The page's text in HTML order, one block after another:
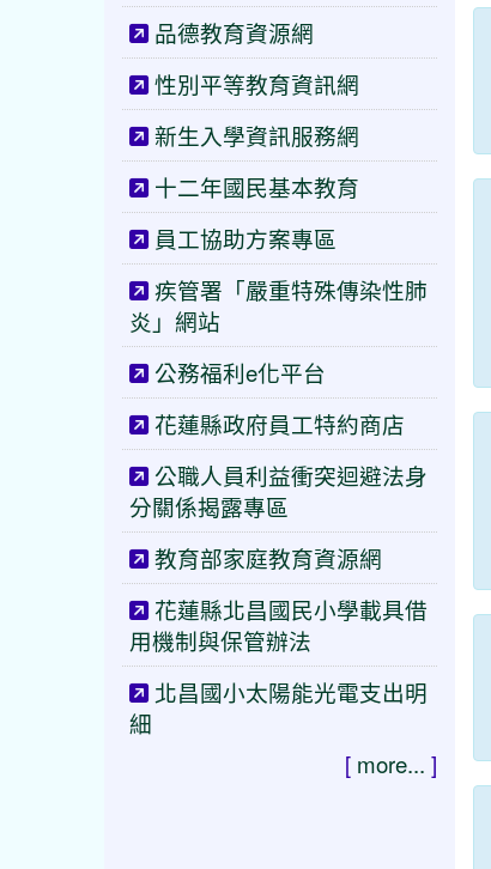
品德教育資源網
性別平等教育資訊網
新生入學資訊服務網
十二年國民基本教育
員工協助方案專區
疾管署「嚴重特殊傳染性肺
炎」網站
公務福利e化平台
花蓮縣政府員工特約商店
公職人員利益衝突迴避法身
分關係揭露專區
教育部家庭教育資源網
花蓮縣北昌國民小學載具借
用機制與保管辦法
北昌國小太陽能光電支出明
細
[ more... ]